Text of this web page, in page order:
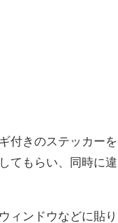
付きのステッカーを
てもらい、同時に違
ィンドウなどに貼り